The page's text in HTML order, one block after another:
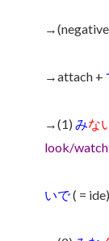
→attach +
→(1) みな
look/
いで( =